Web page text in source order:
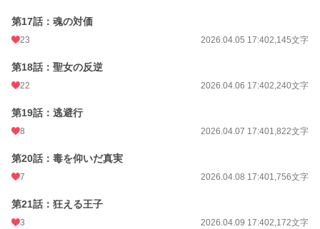
第17話：魂の対価
23 2026.04.05 17:402,145文字
第18話：聖女の反逆
22 2026.04.06 17:402,240文字
第19話：逃避行
8 2026.04.07 17:401,822文字
第20話：毒を仰いだ真実
7 2026.04.08 17:401,756文字
第21話：狂える王子
3 2026.04.09 17:402,172文字